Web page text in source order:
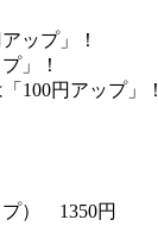
ップ」！
」！
100円アップ」！
プ） 1350円